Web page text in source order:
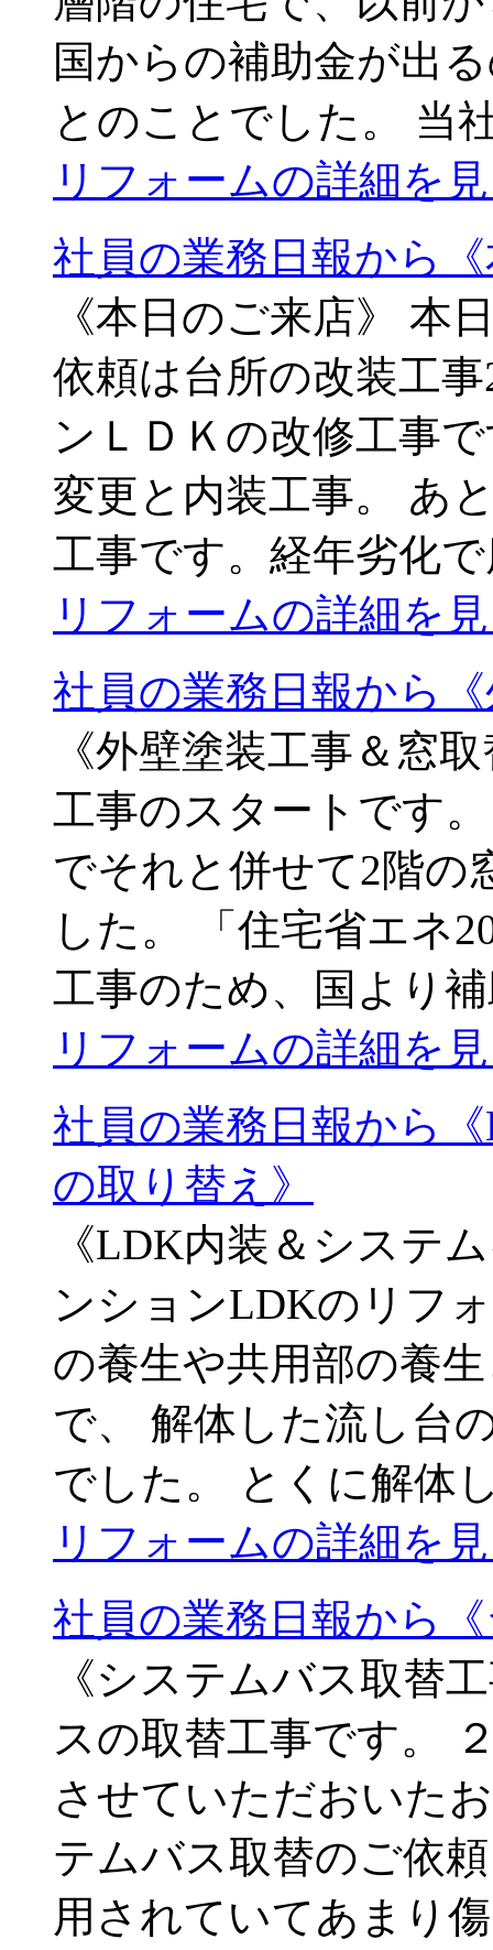
国からの補助金が出
とのことでした。 当
リフォームの詳細を
社員の業務日報から
《本日のご来店》 本
依頼は台所の改装工
ンＬＤＫの改修工事
変更と内装工事。 あ
工事です。経年劣化
リフォームの詳細を
社員の業務日報から
《外壁塗装工事＆窓
工事のスタートです
でそれと併せて2階の
した。 「住宅省エネ
工事のため、国より
リフォームの詳細を
社員の業務日報から
の取り替え》
《LDK内装＆システ
ンションLDKのリフ
の養生や共用部の養
で、 解体した流し台
でした。 とくに解体
リフォームの詳細を
社員の業務日報から
《システムバス取替
スの取替工事です。
させていただおいた
テムバス取替のご依
用されていてあまり